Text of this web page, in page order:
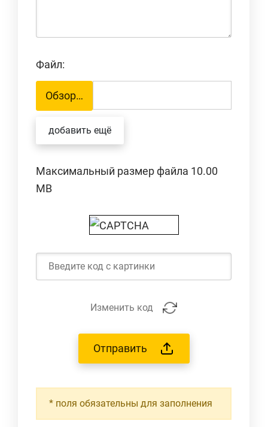
Файл:
Обзор…
добавить ещё
Максимальный размер файла 10.00
MB
Изменить код
Отправить
* поля обязательны для заполнения